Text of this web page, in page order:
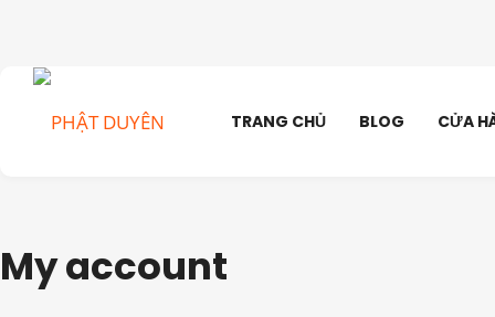
TRANG CHỦ BLOG CỬA
My account